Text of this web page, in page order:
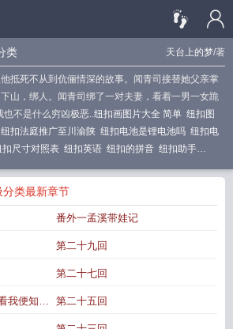
天台上的梦/著
类
抵死不从到伉俪情深的故事。闻青司接替她父亲掌
山，绑人。闻青司绑了一对夫妻，看着一男一女跪
也不是什么穷凶极恶..纽扣画图片大全 简单 纽扣图
纽扣法庭推广至川渝陕 纽扣电池是锂电池吗 纽扣电
扣尺寸对照表 纽扣英语 纽扣的拼音 纽扣助手
官网 纽扣青少年教育学校怎么样
扣电池正负极示意图纽扣结最简单的打法
纽扣怎么缝 纽扣结的打法视频
纽扣和钮扣有什么区别
纽扣女孩 纽扣电池多少伏
电池什么牌子的好耐用纽扣电池没电了别扔教你充电
分类最新章节
番外一孟溪带娃记
第二十九回
第二十七回
我便知我 第二十五回